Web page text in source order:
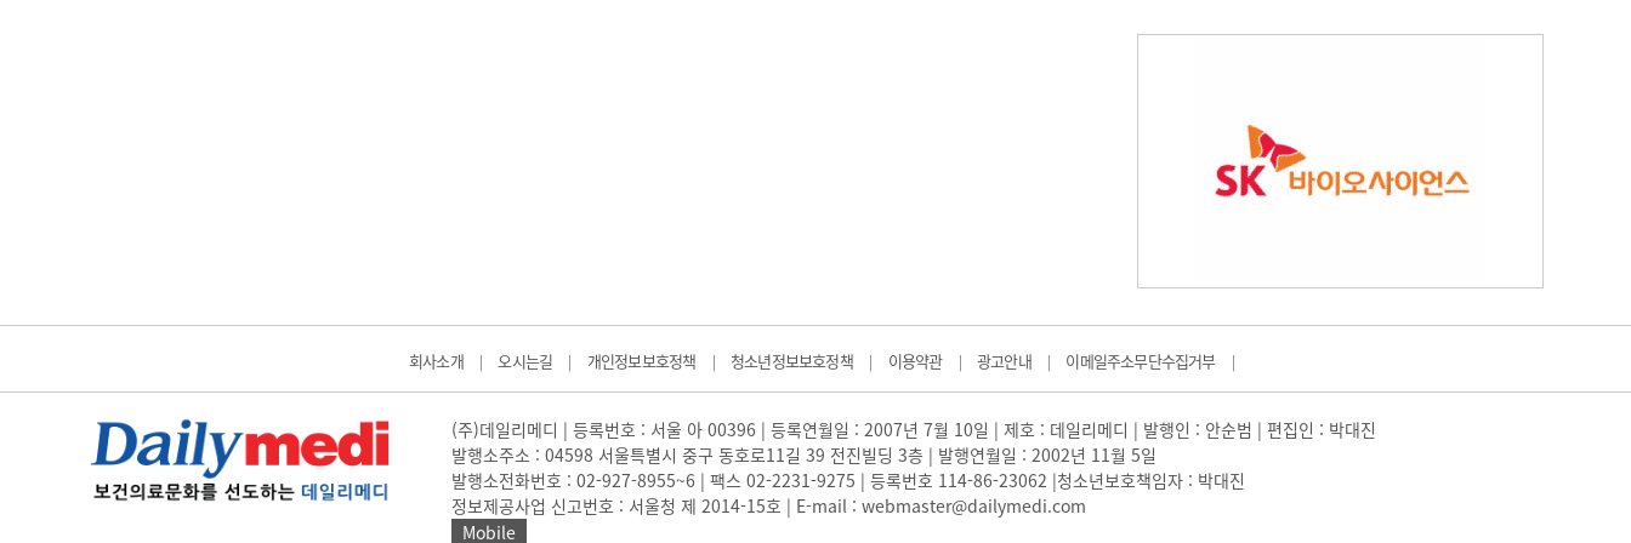
회사소개 | 오시는길 | 개인정보보호정책 | 청소년정보보호정책 | 이용약관 | 광고안내 | 이메일주소무단수집거부 |
(주)데일리메디 | 등록번호 : 서울 아 00396 | 등록연월일 : 2007년 7월 10일 | 제호 : 데일리메디 | 발행인 : 안순범 | 편집인 : 박대진
발행소주소 : 04598 서울특별시 중구 동호로11길 39 전진빌딩 3층 | 발행연월일 : 2002년 11월 5일
발행소전화번호 : 02-927-8955~6 | 팩스 02-2231-9275 | 등록번호 114-86-23062 |청소년보호책임자 : 박대진
정보제공사업 신고번호 : 서울청 제 2014-15호 | E-mail : webmaster@dailymedi.com
Mobile